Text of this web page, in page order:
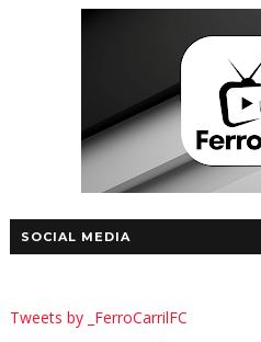
SOCIAL MEDIA
Tweets by _FerroCarrilFC